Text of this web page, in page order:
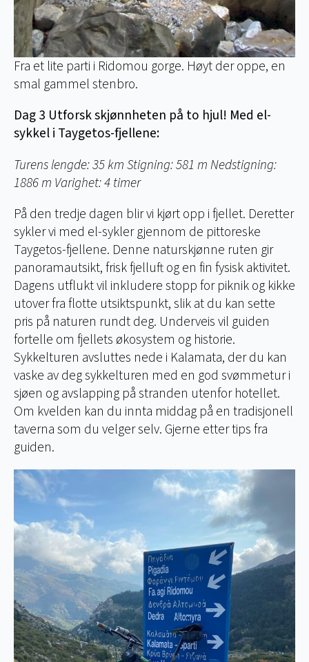
Fra et lite parti i Ridomou gorge. Høyt der oppe, en
smal gammel stenbro.
Dag 3 Utforsk skjønnheten på to hjul! Med el-
sykkel i Taygetos-fjellene:
Turens lengde: 35 km Stigning: 581 m Nedstigning:
1886 m Varighet: 4 timer
På den tredje dagen blir vi kjørt opp i fjellet. Deretter
sykler vi med el-sykler gjennom de pittoreske
Taygetos-fjellene. Denne naturskjønne ruten gir
panoramautsikt, frisk fjelluft og en fin fysisk aktivitet.
Dagens utflukt vil inkludere stopp for piknik og kikke
utover fra flotte utsiktspunkt, slik at du kan sette
pris på naturen rundt deg. Underveis vil guiden
fortelle om fjellets økosystem og historie.
Sykkelturen avsluttes nede i Kalamata, der du kan
vaske av deg sykkelturen med en god svømmetur i
sjøen og avslapping på stranden utenfor hotellet.
Om kvelden kan du innta middag på en tradisjonell
taverna som du velger selv. Gjerne etter tips fra
guiden.